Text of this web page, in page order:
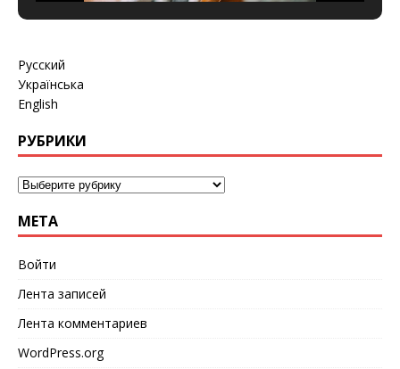
Русский
Українська
English
РУБРИКИ
МЕТА
Войти
Лента записей
Лента комментариев
WordPress.org